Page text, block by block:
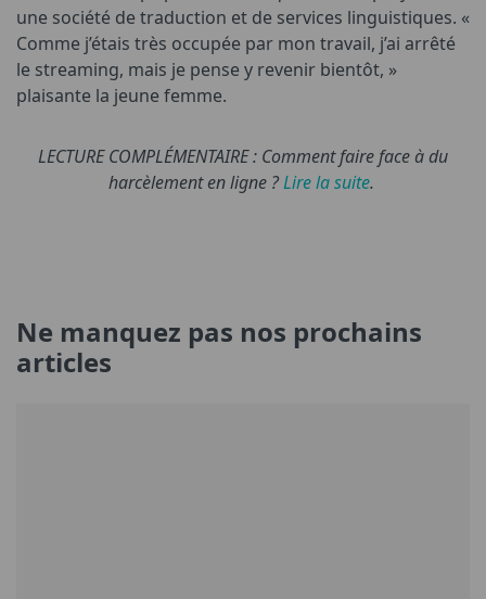
une société de traduction et de services linguistiques. «
Comme j’étais très occupée par mon travail, j’ai arrêté
le streaming, mais je pense y revenir bientôt, »
plaisante la jeune femme.
LECTURE COMPLÉMENTAIRE : Comment faire face à du
harcèlement en ligne ?Lire la suite.
Ne manquez pas nos prochains
articles